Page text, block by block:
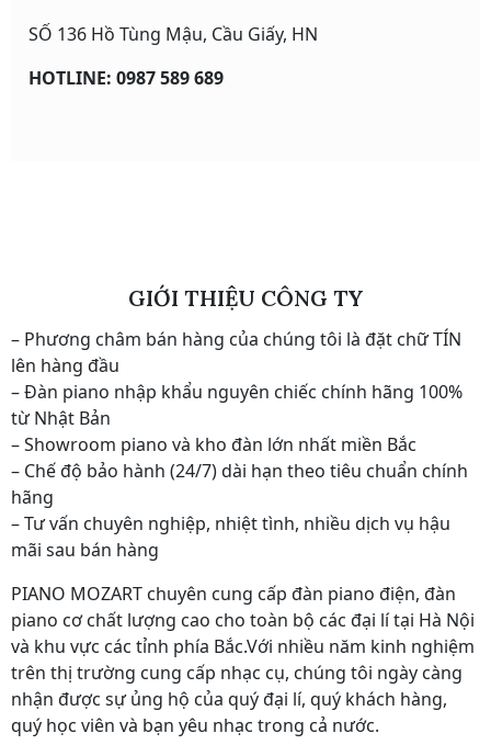
SỐ 136 Hồ Tùng Mậu, Cầu Giấy, HN
HOTLINE: 0987 589 689
GIỚI THIỆU CÔNG TY
– Phương châm bán hàng của chúng tôi là đặt chữ TÍN
lên hàng đầu
– Đàn piano nhập khẩu nguyên chiếc chính hãng 100%
từ Nhật Bản
– Showroom piano và kho đàn lớn nhất miền Bắc
– Chế độ bảo hành (24/7) dài hạn theo tiêu chuẩn chính
hãng
– Tư vấn chuyên nghiệp, nhiệt tình, nhiều dịch vụ hậu
mãi sau bán hàng
PIANO MOZART chuyên cung cấp đàn piano điện, đàn
piano cơ chất lượng cao cho toàn bộ các đại lí tại Hà Nội
và khu vực các tỉnh phía Bắc.Với nhiều năm kinh nghiệm
trên thị trường cung cấp nhạc cụ, chúng tôi ngày càng
nhận được sự ủng hộ của quý đại lí, quý khách hàng,
quý học viên và bạn yêu nhạc trong cả nước.